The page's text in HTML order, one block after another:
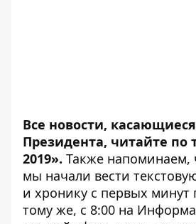
Все новости,
Президента, читайте по
2019». Также напоминаем,
мы начали вести
и хронику с первых минут
тому же, с 8:00 на